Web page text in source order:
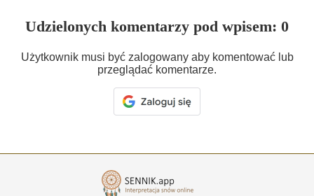
Udzielonych komentarzy pod wpisem: 0
Użytkownik musi być zalogowany aby komentować lub
przeglądać komentarze.